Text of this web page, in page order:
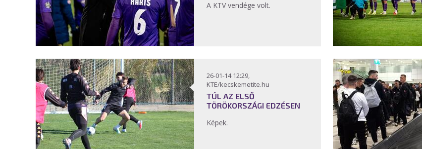
A KTV vendége volt.
26-01-14 12:29,
KTE/kecskemetite.hu
TÚL AZ ELSŐ
TÖRÖKORSZÁGI EDZÉSEN
Képek.